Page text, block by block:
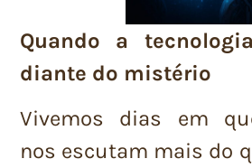
Quando a
diante do mistério
Vivemos dias em
nos escutam mais do